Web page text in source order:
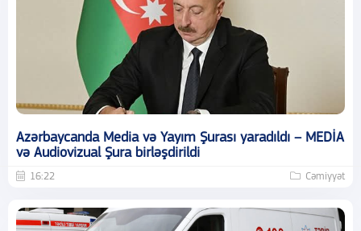
Azərbaycanda Media və Yayım Şurası yaradıldı – MEDİA
və Audiovizual Şura birləşdirildi
16:22 Cəmiyyət